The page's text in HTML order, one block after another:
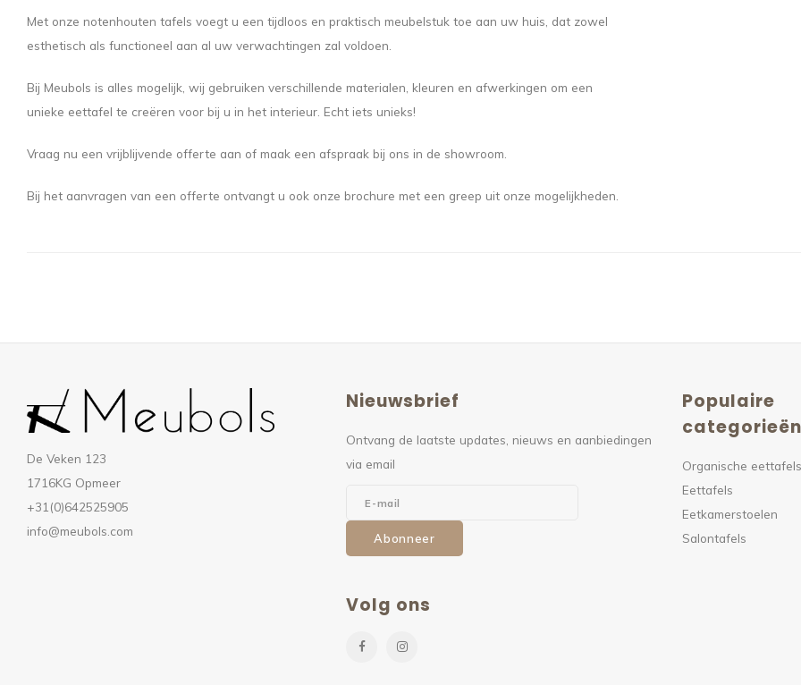
Met onze notenhouten tafels voegt u een tijdloos en praktisch meubelstuk toe aan uw huis, dat zowel
esthetisch als functioneel aan al uw verwachtingen zal voldoen.
Bij Meubols is alles mogelijk, wij gebruiken verschillende materialen, kleuren en afwerkingen om een
unieke eettafel te creëren voor bij u in het interieur. Echt iets unieks!
Vraag nu een vrijblijvende offerte aan of maak een afspraak bij ons in de showroom.
Bij het aanvragen van een offerte ontvangt u ook onze brochure met een greep uit onze mogelijkheden.
De Veken 123
1716KG Opmeer
+31(0)642525905
info@meubols.com
Nieuwsbrief
Ontvang de laatste updates, nieuws en aanbiedingen
via email
Abonneer
Volg ons
Populaire
categorieën
Organische eettafels
Eettafels
Eetkamerstoelen
Salontafels